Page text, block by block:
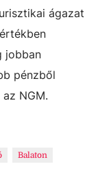
ágazat
jobban
pénzből
NGM.
Balaton